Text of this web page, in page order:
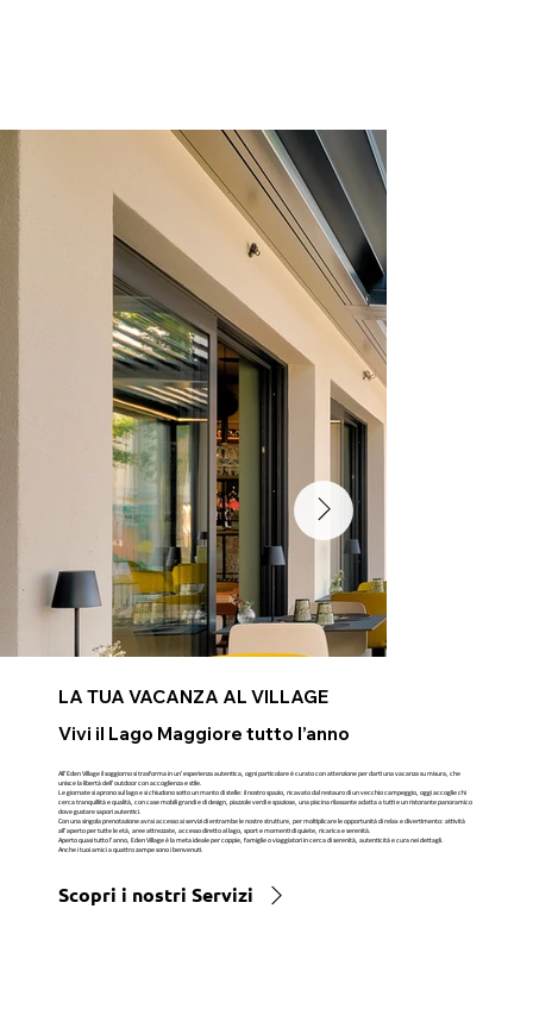
LA TUA VACANZA AL VILLAGE
Vivi il Lago Maggiore tutto l’anno
All’Eden Village il soggiorno si trasforma in un’esperienza autentica, ogni particolare è curato con attenzione per darti una vacanza su misura, che
unisce la libertà dell’outdoor con accoglienza e stile.
Le giornate si aprono sul lago e si chiudono sotto un manto di stelle: il nostro spazio, ricavato dal restauro di un vecchio campeggio, oggi accoglie chi
cerca tranquillità e qualità, con case mobili grandi e di design, piazzole verdi e spaziose, una piscina rilassante adatta a tutti e un ristorante panoramico
dove gustare sapori autentici.
Con una singola prenotazione avrai accesso ai servizi di entrambe le nostre strutture, per moltiplicare le opportunità di relax e divertimento: attività
all’aperto per tutte le età, aree attrezzate, accesso diretto al lago, sport e momenti di quiete, ricarica e serenità.
Aperto quasi tutto l’anno, Eden Village è la meta ideale per coppie, famiglie o viaggiatori in cerca di serenità, autenticità e cura nei dettagli.
Anche i tuoi amici a quattro zampe sono i benvenuti.
Scopri i nostri Servizi